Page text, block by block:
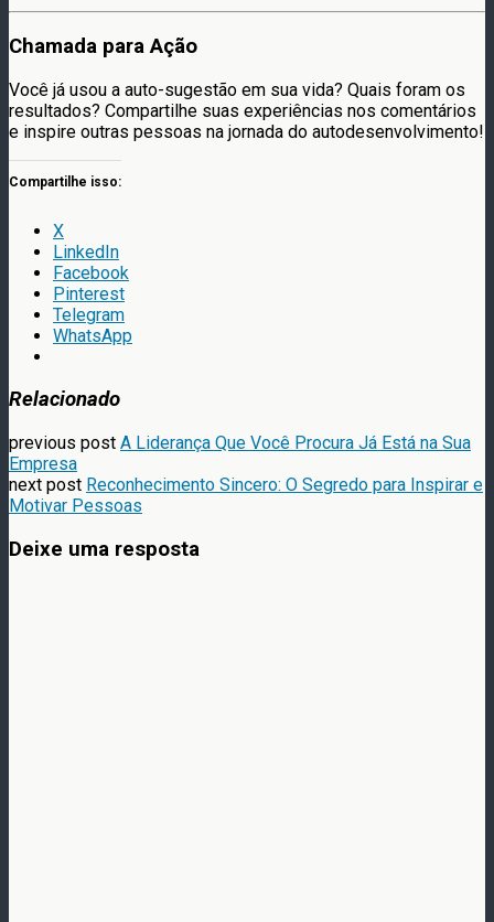
Chamada para Ação
Você já usou a auto-sugestão em sua vida? Quais foram os
resultados? Compartilhe suas experiências nos comentários
e inspire outras pessoas na jornada do autodesenvolvimento!
Compartilhe isso:
X
LinkedIn
Facebook
Pinterest
Telegram
WhatsApp
Relacionado
previous post A Liderança Que Você Procura Já Está na Sua
Empresa
next post Reconhecimento Sincero: O Segredo para Inspirar e
Motivar Pessoas
Deixe uma resposta